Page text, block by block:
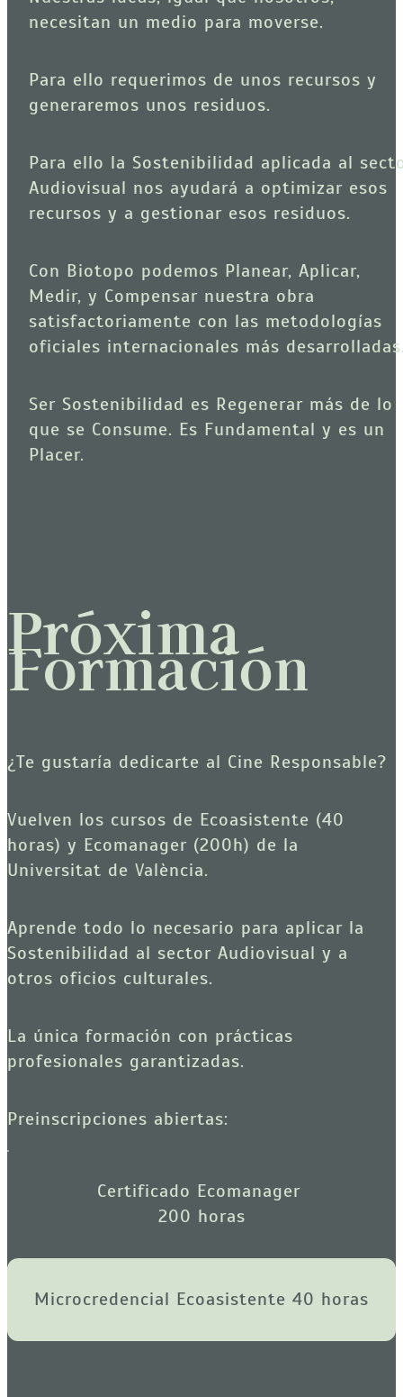
necesitan un medio para moverse.
Para ello requerimos de unos recursos y
generaremos unos residuos.
Para ello la Sostenibilidad aplicada al
Audiovisual nos ayudará a optimizar esos
recursos y a gestionar esos residuos.
Con Biotopo podemos Planear, Aplicar,
Medir, y Compensar nuestra obra
satisfactoriamente con las metodologías
oficiales internacionales más
Ser Sostenibilidad es Regenerar más de lo
que se Consume. Es Fundamental y es un
Placer.
Próxima
Formación
¿Te gustaría dedicarte al Cine Responsable?
Vuelven los cursos de Ecoasistente (40
horas) y Ecomanager (200h) de la
Universitat de València.
Aprende todo lo necesario para aplicar la
Sostenibilidad al sector Audiovisual y a
otros oficios culturales.
La única formación con prácticas
profesionales garantizadas.
Preinscripciones abiertas:
Certificado Ecomanager
200 horas
Microcredencial Ecoasistente 40 horas